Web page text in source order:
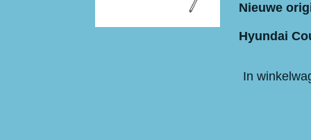
Nieuwe
Hyundai
In